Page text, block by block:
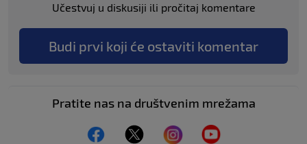
Učestvuj u diskusiji ili pročitaj komentare
Budi prvi koji će ostaviti komentar
Pratite nas na društvenim mrežama